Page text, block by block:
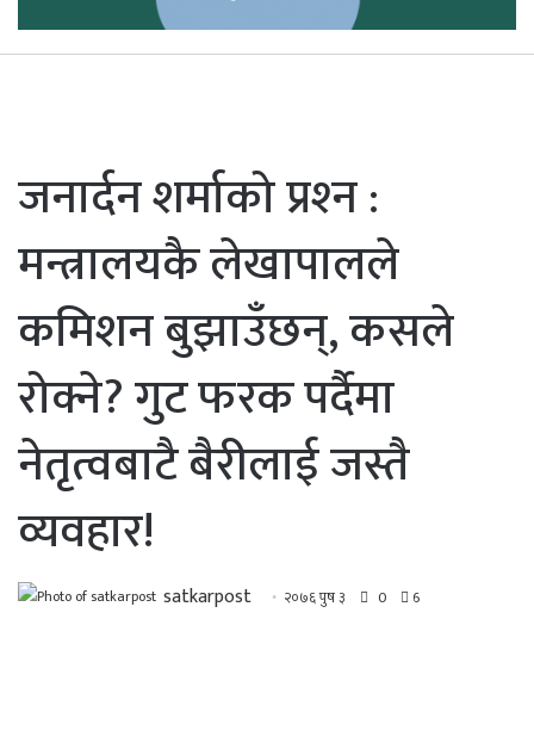
जनार्दन शर्माको प्रश्‍न :
मन्त्रालयकै लेखापालले
कमिशन बुझाउँछन्, कसले
रोक्ने? गुट फरक पर्दैमा
नेतृत्वबाटै बैरीलाई जस्तै
व्यवहार!
satkarpost २०७६ पुष ३ 0 6